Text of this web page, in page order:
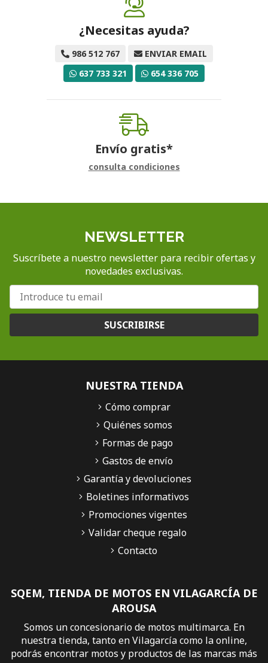
¿Necesitas ayuda?
986 512 767
ENVIAR EMAIL
637 733 321
654 336 705
Envío gratis*
consulta condiciones
NEWSLETTER
Suscríbete a nuestro newsletter para recibir ofertas y
novedades exclusivas.
SUSCRIBIRSE
SQEM, TIENDA DE MOTOS EN VILAGARCÍA DE
AROUSA
Somos un concesionario de motos multimarca. En
nuestra tienda, tanto en Vilagarcía como la online,
podrás encontrar motos y productos de las marcas más
NUESTRA TIENDA
Cómo comprar
Quiénes somos
Formas de pago
Gastos de envío
Garantía y devoluciones
Boletines informativos
Promociones vigentes
Validar cheque regalo
Contacto